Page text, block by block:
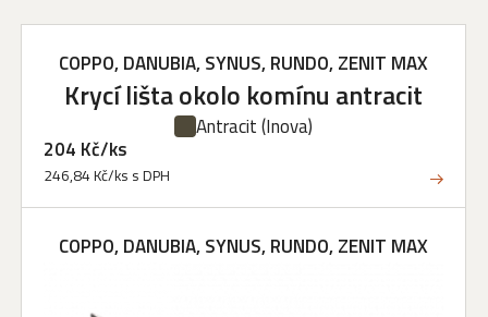
COPPO, DANUBIA, SYNUS, RUNDO, ZENIT MAX
Krycí lišta okolo komínu antracit
Antracit(Inova)
204 Kč/ks
246,84 Kč/ks s DPH
COPPO, DANUBIA, SYNUS, RUNDO, ZENIT MAX